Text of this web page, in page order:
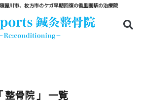
屋川市、枚方市のケガ早期回復の香里園駅の治療院
整骨院 」 一覧